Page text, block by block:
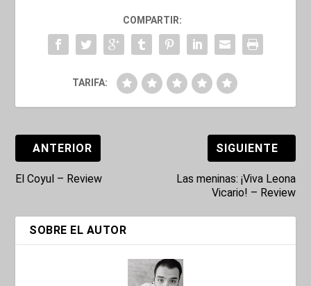
COMPARTIR:
TARIFA:
ANTERIOR
El Coyul – Review
SIGUIENTE
Las meninas: ¡Viva Leona
Vicario! – Review
SOBRE EL AUTOR